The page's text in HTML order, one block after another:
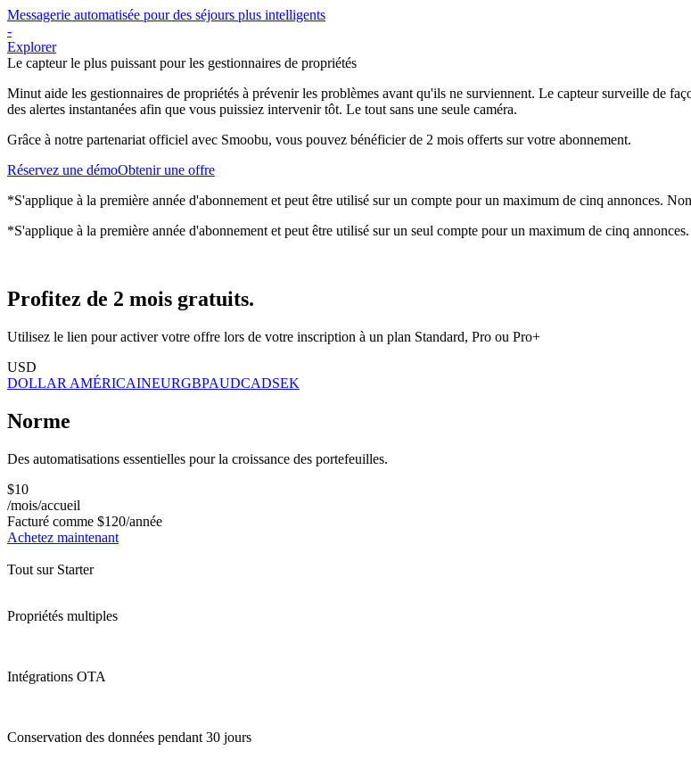
Messagerie automatisée pour des séjours plus intelligents
-
Explorer
Le capteur le plus puissant pour les gestionnaires de propriétés
Minut aide les gestionnaires de propriétés à prévenir les problèmes avant qu'ils ne surviennent. Le capteur surveille de
des alertes instantanées afin que vous puissiez intervenir tôt. Le tout sans une seule caméra.
Grâce à notre partenariat officiel avec Smoobu, vous pouvez bénéficier de 2 mois offerts sur votre abonnement.
Réservez une démoObtenir une offre
*S'applique à la première année d'abonnement et peut être utilisé sur un compte pour un maximum de cinq annonces.
*S'applique à la première année d'abonnement et peut être utilisé sur un seul compte pour un maximum de cinq
Profitez de 2 mois gratuits.
Utilisez le lien pour activer votre offre lors de votre inscription à un plan Standard, Pro ou Pro+
USD
DOLLAR AMÉRICAINEURGBPAUDCADSEK
Norme
Des automatisations essentielles pour la croissance des portefeuilles.
$10
/mois/accueil
Facturé comme $120/année
Achetez maintenant
Tout sur Starter
Propriétés multiples
Intégrations OTA
Conservation des données pendant 30 jours